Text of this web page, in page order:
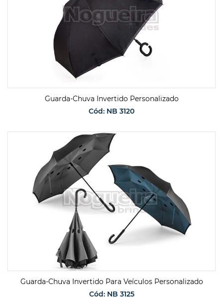
Guarda-Chuva Invertido Personalizado
Cód: NB 3120
SOLICITAR ORÇAMENTO
Guarda-Chuva Invertido Para Veículos Personalizado
Cód: NB 3125